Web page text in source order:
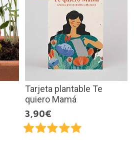
Tarjeta plantable Te
quiero Mamá
3,90€